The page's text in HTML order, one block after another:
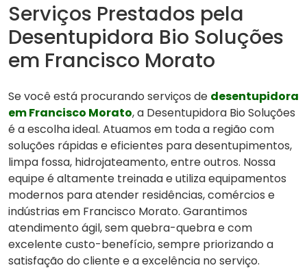
Serviços Prestados pela
Desentupidora Bio Soluções
em Francisco Morato
Se você está procurando serviços de desentupidora
em Francisco Morato, a Desentupidora Bio Soluções
é a escolha ideal. Atuamos em toda a região com
soluções rápidas e eficientes para desentupimentos,
limpa fossa, hidrojateamento, entre outros. Nossa
equipe é altamente treinada e utiliza equipamentos
modernos para atender residências, comércios e
indústrias em Francisco Morato. Garantimos
atendimento ágil, sem quebra-quebra e com
excelente custo-benefício, sempre priorizando a
satisfação do cliente e a excelência no serviço.